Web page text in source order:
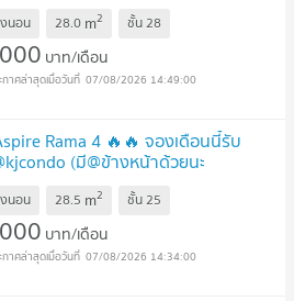
นอน 28.0 m2 ชั้น28
บาท/เดือน
07/08/2026 14:49:00
Rama 4 🔥🔥 จองเดือนนี้รับ
(มี@ข้างหน้าด้วยนะ
นอน 28.5 m2 ชั้น25
บาท/เดือน
07/08/2026 14:34:00